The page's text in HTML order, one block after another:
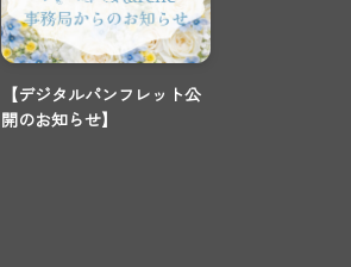
【デジタルパンフレット公
開のお知らせ】